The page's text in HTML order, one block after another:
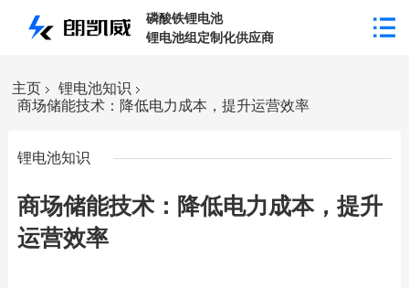
磷酸铁锂电池
锂电池组定制化供应商
主页
锂电池知识
商场储能技术：降低电力成本，提升运营效率
锂电池知识
商场储能技术：降低电力成本，提升
运营效率